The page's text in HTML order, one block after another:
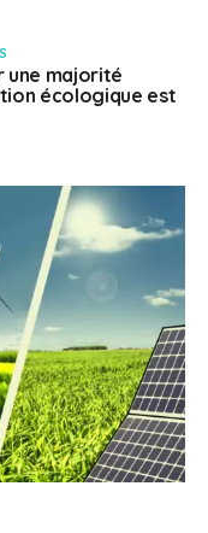
une majorité
écologique est